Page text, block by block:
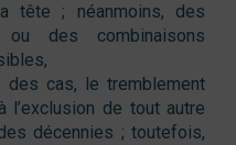
tête ; néanmoins, des
des combinaisons
des cas, le tremblement
l’exclusion de tout autre
décennies ; toutefois,